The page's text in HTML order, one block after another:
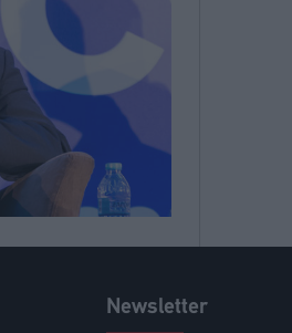
Newsletter